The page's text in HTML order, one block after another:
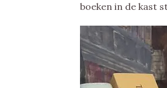
boeken in de kast